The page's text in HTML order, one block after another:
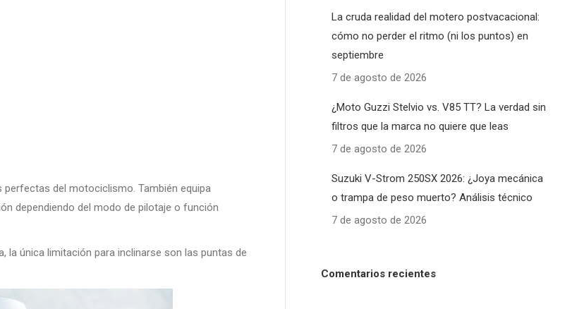
del motociclismo. También equipa
dependiendo del modo de pilotaje o función
la única limitación para inclinarse son las puntas de
La cruda realidad del motero postvacacional:
cómo no perder el ritmo (ni los puntos) en
septiembre
7 de agosto de 2026
¿Moto Guzzi Stelvio vs. V85 TT? La verdad sin
filtros que la marca no quiere que leas
7 de agosto de 2026
Suzuki V-Strom 250SX 2026: ¿Joya mecánica
o trampa de peso muerto? Análisis técnico
7 de agosto de 2026
Comentarios recientes